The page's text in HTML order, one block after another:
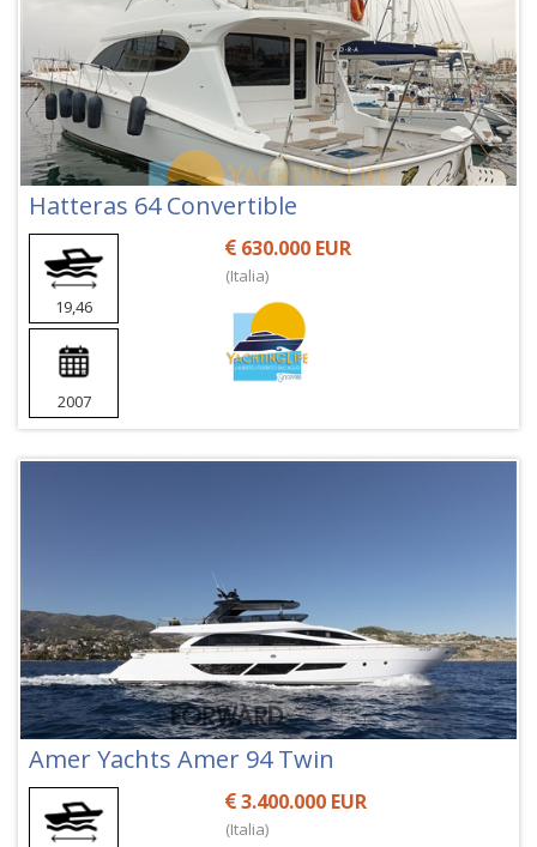
Hatteras 64 Convertible
19,46
2007
630.000 EUR
(Italia)
Amer Yachts Amer 94 Twin
3.400.000 EUR
(Italia)